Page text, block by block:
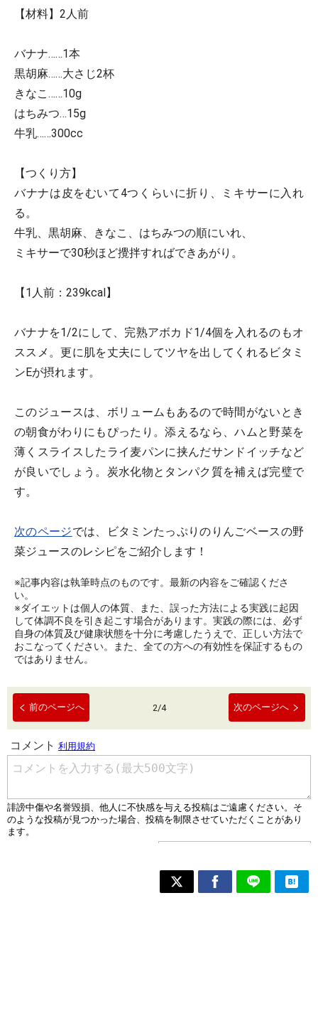
【材料】2人前
バナナ……1本
黒胡麻……大さじ2杯
きなこ……10g
はちみつ…15g
牛乳……300cc
【つくり方】
バナナは皮をむいて4つくらいに折り、ミキサーに入れ
る。
牛乳、黒胡麻、きなこ、はちみつの順にいれ、
ミキサーで30秒ほど攪拌すればできあがり。
【1人前：239kcal】
バナナを1/2にして、完熟アボカド1/4個を入れるのもオ
ススメ。更に肌を丈夫にしてツヤを出してくれるビタミ
ンEが摂れます。
このジュースは、ボリュームもあるので時間がないとき
の朝食がわりにもぴったり。添えるなら、ハムと野菜を
薄くスライスしたライ麦パンに挟んだサンドイッチなど
が良いでしょう。炭水化物とタンパク質を補えば完璧で
す。
次のページでは、ビタミンたっぷりのりんごベースの野
菜ジュースのレシピをご紹介します！
※記事内容は執筆時点のものです。最新の内容をご確認くださ
い。
※ダイエットは個人の体質、また、誤った方法による実践に起因
して体調不良を引き起こす場合があります。実践の際には、必ず
自身の体質及び健康状態を十分に考慮したうえで、正しい方法で
おこなってください。また、全ての方への有効性を保証するもの
ではありません。
前のページへ 2/4 次のページへ